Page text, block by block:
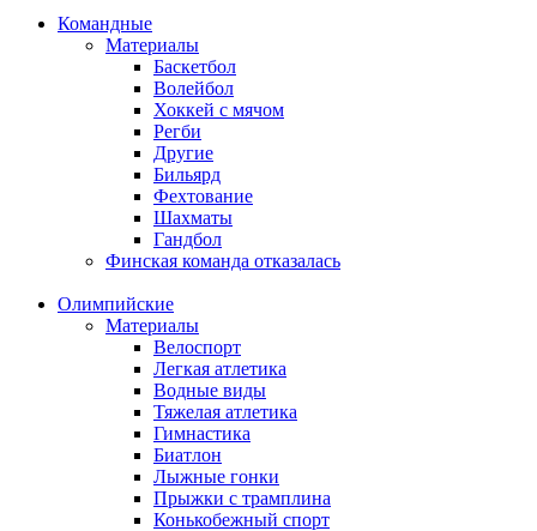
Командные
Материалы
Баскетбол
Волейбол
Хоккей с мячом
Регби
Другие
Бильярд
Фехтование
Шахматы
Гандбол
Финская команда отказалась
Олимпийские
Материалы
Велоспорт
Легкая атлетика
Водные виды
Тяжелая атлетика
Гимнастика
Биатлон
Лыжные гонки
Прыжки с трамплина
Конькобежный спорт